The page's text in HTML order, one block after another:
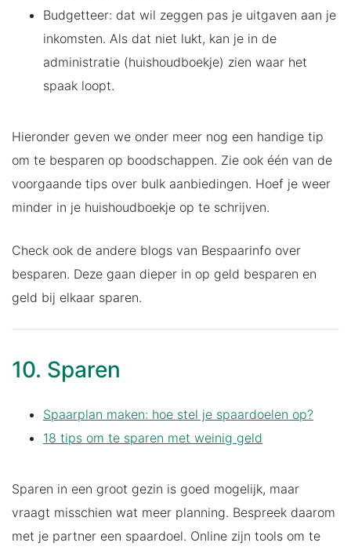
Budgetteer: dat wil zeggen pas je uitgaven aan je
inkomsten. Als dat niet lukt, kan je in de
administratie (huishoudboekje) zien waar het
spaak loopt.
Hieronder geven we onder meer nog een handige tip
om te besparen op boodschappen. Zie ook één van de
voorgaande tips over bulk aanbiedingen. Hoef je weer
minder in je huishoudboekje op te schrijven.
Check ook de andere blogs van Bespaarinfo over
besparen. Deze gaan dieper in op geld besparen en
geld bij elkaar sparen.
10. Sparen
Spaarplan maken: hoe stel je spaardoelen op?
18 tips om te sparen met weinig geld
Sparen in een groot gezin is goed mogelijk, maar
vraagt misschien wat meer planning. Bespreek daarom
met je partner een spaardoel. Online zijn tools om te